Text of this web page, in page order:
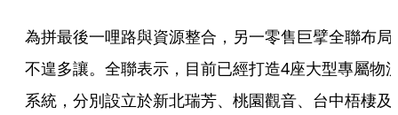
為拼最後一哩路與資源整合，另一零售巨擘全聯布局
不遑多讓。全聯表示，目前已經打造4座大型專屬物
系統，分別設立於新北瑞芳、桃園觀音、台中梧棲及